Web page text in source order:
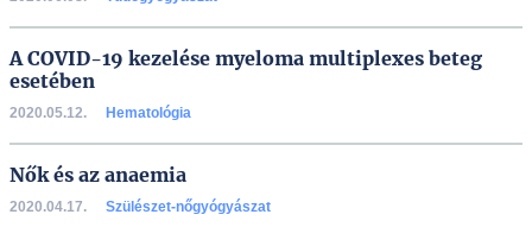
A COVID-19 kezelése myeloma multiplexes beteg
esetében
2020.05.12. Hematológia
Nők és az anaemia
2020.04.17. Szülészet-nőgyógyászat